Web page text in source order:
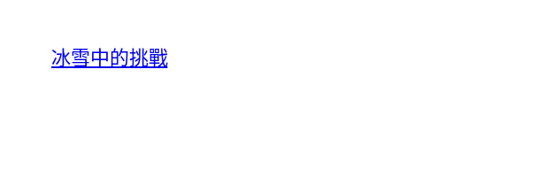
冰雪中的挑戰